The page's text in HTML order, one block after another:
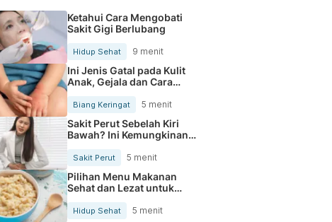
Ketahui Cara Mengobati
Sakit Gigi Berlubang
Hidup Sehat 9 menit
Ini Jenis Gatal pada Kulit
Anak, Gejala dan Cara
Mengobatinya
Biang Keringat 5 menit
Sakit Perut Sebelah Kiri
Bawah? Ini Kemungkinan
Sakit Perut 5 menit
Pilihan Menu Makanan
Sehat dan Lezat untuk
Mengurangi Kolesterol
Hidup Sehat 5 menit